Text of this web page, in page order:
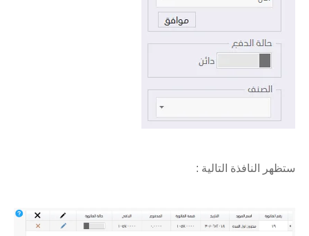
ستظهر النافذة التالية :